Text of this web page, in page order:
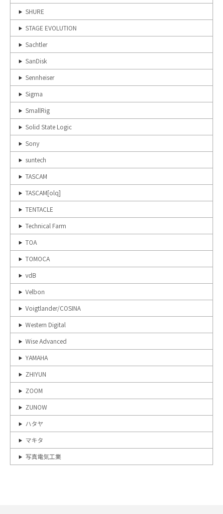
SHURE
STAGE EVOLUTION
Sachtler
SanDisk
Sennheiser
Sigma
SmallRig
Solid State Logic
Sony
suntech
TASCAM
TASCAM[olq]
TENTACLE
Technical Farm
TOA
TOMOCA
vdB
Velbon
Voigtlander/COSINA
Western Digital
Wise Advanced
YAMAHA
ZHIYUN
ZOOM
ZUNOW
ハタヤ
マキタ
写真電気工業